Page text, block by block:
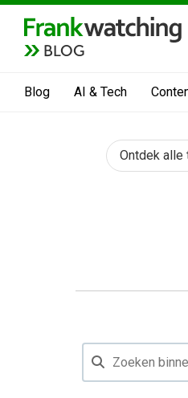
BLOG
Blog AI & Tech
Ontdek alle